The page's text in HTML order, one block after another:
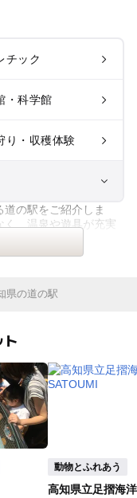
チック
・科学館
り・収穫体験
・フラワーパー
観
験
の駅をご紹介しま
く、温泉や遊具が充実
県の道の駅
ト
動物とふれあう
高知県立足摺海